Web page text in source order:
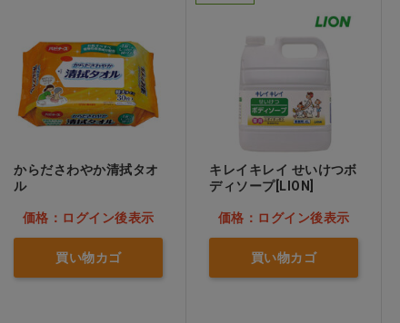
価格：ログイン後表示
からださわやか清拭タオ
ル
価格：ログイン後表示
買い物カゴ
キレイキレイ せいけつボ
ディソープ[LION]
価格：ログイン後表示
買い物カゴ